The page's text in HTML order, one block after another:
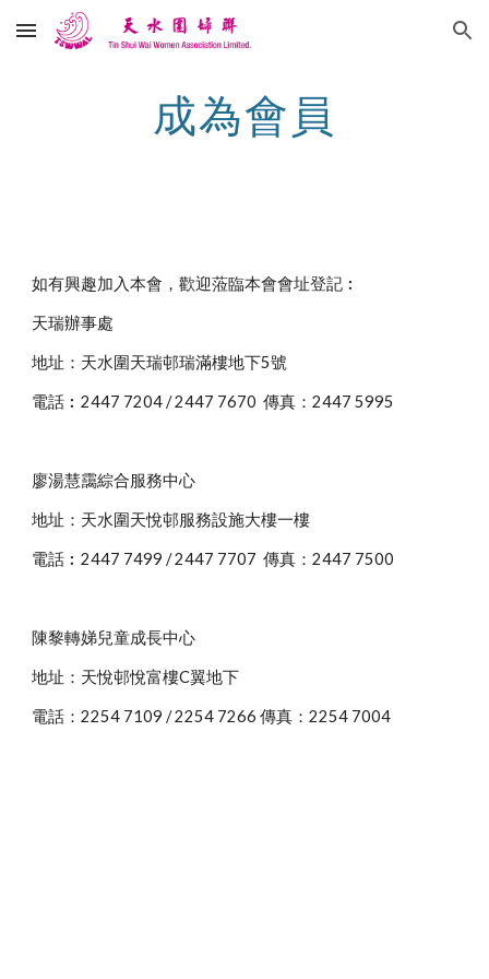
Skip to main content Skip to navigation
成為會員
如有興趣加入本會，歡迎蒞臨本會會址登記︰
天瑞辦事處
地址：天水圍天瑞邨瑞滿樓地下5號
電話︰2447 7204 / 2447 7670 傳真：2447 5995
廖湯慧靄綜合服務中心
地址：天水圍天悅邨服務設施大樓一樓
電話︰2447 7499 / 2447 7707 傳真：2447 7500
陳黎轉娣兒童成長中心
地址：天悅邨悅富樓C翼地下
電話：2254 7109 / 2254 7266 傳真：2254 7004